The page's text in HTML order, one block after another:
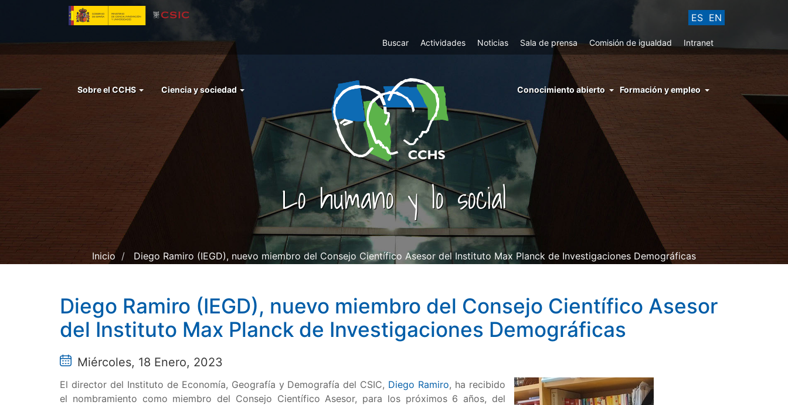
principal
ES EN
Top
Buscar Actividades Noticias Sala de prensa Comisión de igualdad Intranet
Menu
Sobre el CCHS Ciencia y sociedad
menu
conocimiento
abierto
Conocimiento abierto Formación y empleo
Lo humano y lo social
Inicio Diego Ramiro (IEGD), nuevo miembro del Consejo Científico Asesor del Instituto Max Planck de Investigaciones Demográficas
Diego Ramiro (IEGD), nuevo miembro del Consejo Científico Asesor
del Instituto Max Planck de Investigaciones Demográficas
Miércoles, 18 Enero, 2023
El director del Instituto de Economía, Geografía y Demografía del CSIC, Diego Ramiro, ha recibido
el nombramiento como miembro del Consejo Científico Asesor, para los próximos 6 años, del